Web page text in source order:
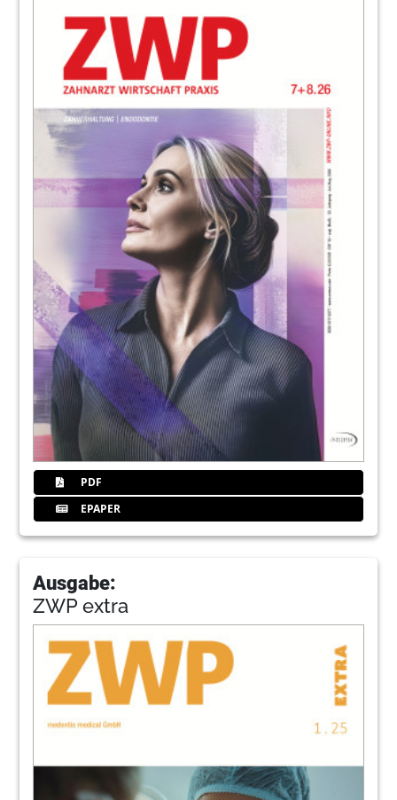
PDF
EPAPER
Ausgabe:
ZWP extra